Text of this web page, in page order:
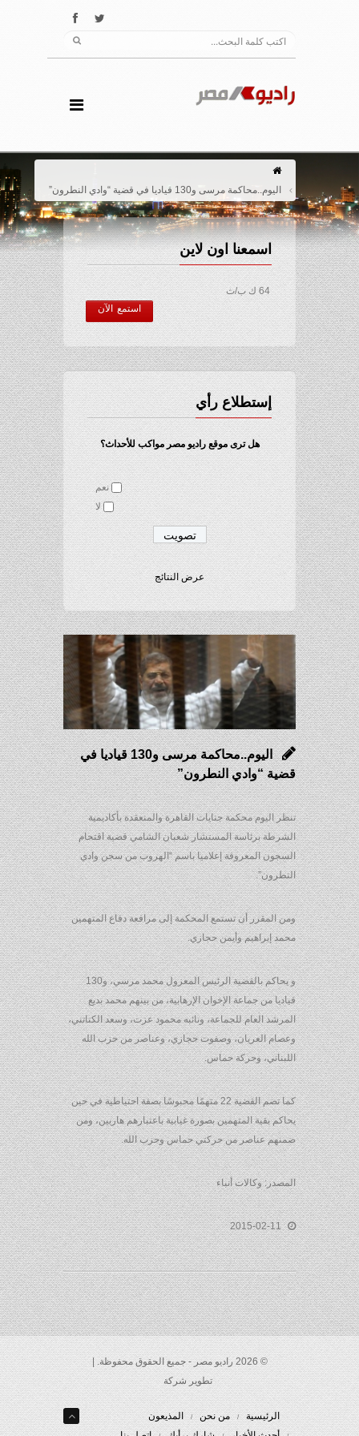
اليوم..محاكمة مرسى و130 قياديا في قضية “وادي النطرون”
اسمعنا اون لاين
64 ك ب/ث
استمع الآن
إستطلاع رأي
هل ترى موقع راديو مصر مواكب للأحداث؟
نعم
لا
عرض النتائج
اليوم..محاكمة مرسى و130 قياديا في
قضية “وادي النطرون”
تنظر اليوم محكمة جنايات القاهرة والمنعقدة بأكاديمية
الشرطة برئاسة المستشار شعبان الشامي قضية اقتحام
السجون المعروفة إعلاميا باسم “الهروب من سجن وادي
النطرون”.
ومن المقرر أن تستمع المحكمة إلى مرافعة دفاع المتهمين
محمد إبراهيم وأيمن حجازي.
و يحاكم بالقضية الرئيس المعزول محمد مرسي، و130
قياديا من جماعة الإخوان الإرهابية، من بينهم محمد بديع
المرشد العام للجماعة، ونائبه محمود عزت، وسعد الكتاتني،
وعصام العريان، وصفوت حجازي، وعناصر من حزب الله
اللبناني، وحركة حماس.
كما تضم القضية 22 متهمًا محبوسًا بصفة احتياطية في حين
يحاكم بقية المتهمين بصورة غيابية باعتبارهم هاربين، ومن
ضمنهم عناصر من حركتي حماس وحزب الله.
المصدر: وكالات أنباء
2015-02-11
© 2026 راديو مصر - جميع الحقوق محفوظة. |
تطوير شركة
الرئيسية من نحن
المذيعون